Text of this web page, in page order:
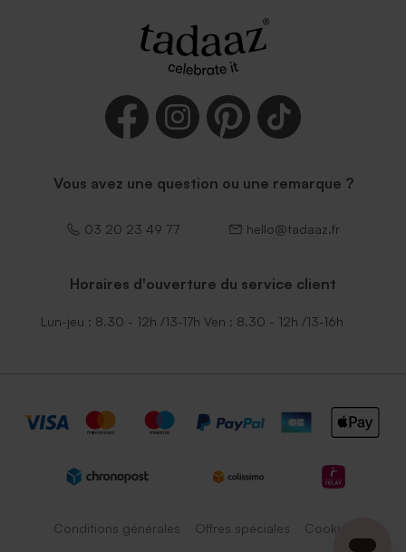
Vous avez une question ou une remarque ?
03 20 23 49 77 hello@tadaaz.fr
Horaires d'ouverture du service client
Lun-jeu : 8.30 - 12h /13-17h Ven : 8.30 - 12h /13-16h
Conditions générales Offres spéciales Cookies